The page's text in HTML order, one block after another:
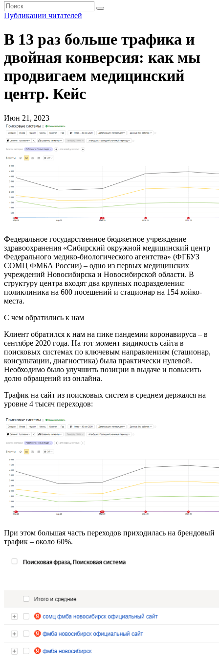
Публикации читателей
В 13 раз больше трафика и
двойная конверсия: как мы
продвигаем медицинский
центр. Кейс
Июн 21, 2023
Федеральное государственное бюджетное учреждение
здравоохранения «Сибирский окружной медицинский центр
Федерального медико-биологического агентства» (ФГБУЗ
СОМЦ ФМБА России) – одно из первых медицинских
учреждений Новосибирска и Новосибирской области. В
структуру центра входят два крупных подразделения:
поликлиника на 600 посещений и стационар на 154 койко-
места.
С чем обратились к нам
Клиент обратился к нам на пике пандемии коронавируса – в
сентябре 2020 года. На тот момент видимость сайта в
поисковых системах по ключевым направлениям (стационар,
консультации, диагностика) была практически нулевой.
Необходимо было улучшить позиции в выдаче и повысить
долю обращений из онлайна.
Трафик на сайт из поисковых систем в среднем держался на
уровне 4 тысяч переходов:
При этом большая часть переходов приходилась на брендовый
трафик – около 60%.